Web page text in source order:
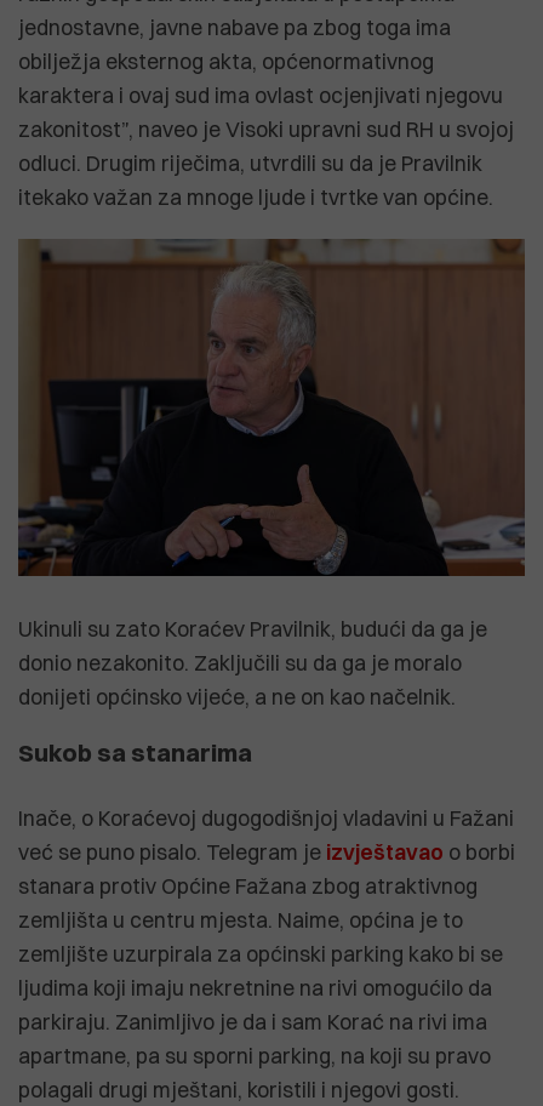
jednostavne, javne nabave pa zbog toga ima
obilježja eksternog akta, općenormativnog
karaktera i ovaj sud ima ovlast ocjenjivati njegovu
zakonitost”, naveo je Visoki upravni sud RH u svojoj
odluci. Drugim riječima, utvrdili su da je Pravilnik
itekako važan za mnoge ljude i tvrtke van općine.
Ukinuli su zato Koraćev Pravilnik, budući da ga je
donio nezakonito. Zaključili su da ga je moralo
donijeti općinsko vijeće, a ne on kao načelnik.
Sukob sa stanarima
Inače, o Koraćevoj dugogodišnjoj vladavini u Fažani
već se puno pisalo. Telegram je izvještavao o borbi
stanara protiv Općine Fažana zbog atraktivnog
zemljišta u centru mjesta. Naime, općina je to
zemljište uzurpirala za općinski parking kako bi se
ljudima koji imaju nekretnine na rivi omogućilo da
parkiraju. Zanimljivo je da i sam Korać na rivi ima
apartmane, pa su sporni parking, na koji su pravo
polagali drugi mještani, koristili i njegovi gosti.